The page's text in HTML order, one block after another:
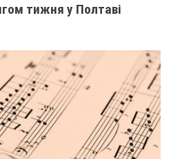
тижня у Полтаві